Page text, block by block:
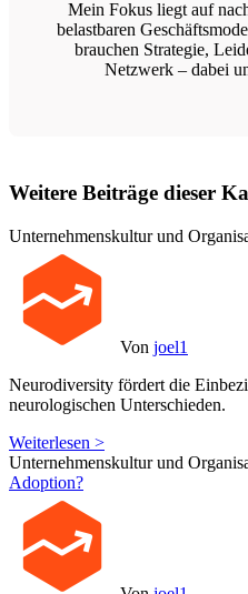
Mein Fokus liegt auf
belastbaren
brauchen Strategie,
Netzwerk – dabei
Weitere Beiträge dieser
Unternehmenskultur und
Von joel1
Neurodiversity fördert die
neurologischen Unterschieden.
Weiterlesen >
Unternehmenskultur und
Adoption?